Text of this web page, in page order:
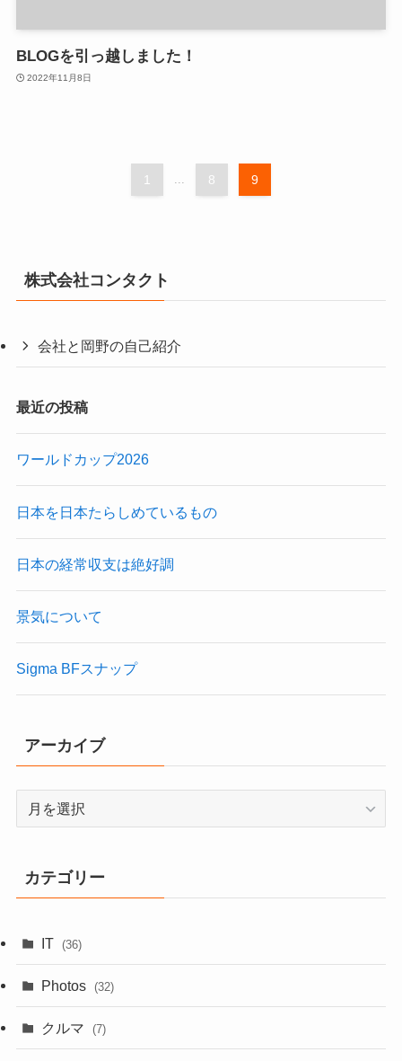
BLOGを引っ越しました！
2022年11月8日
1 ... 8 9
株式会社コンタクト
会社と岡野の自己紹介
最近の投稿
ワールドカップ2026
日本を日本たらしめているもの
日本の経常収支は絶好調
景気について
Sigma BFスナップ
アーカイブ
ブ
カテゴリー
IT (36)
Photos (32)
クルマ (7)